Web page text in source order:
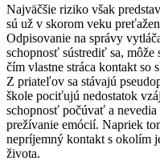
Najväčšie riziko však
sú už v skorom veku
Odpisovanie na správy
schopnosť sústrediť sa,
čím vlastne stráca kontakt so
Z priateľov sa stávajú
škole pociťujú nedostatok
schopnosť počúvať a
prežívanie emócií. Napriek
nepríjemný kontakt s okolím
života.